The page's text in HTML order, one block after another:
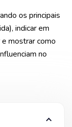
os principais
indicar em
e mostrar como
no